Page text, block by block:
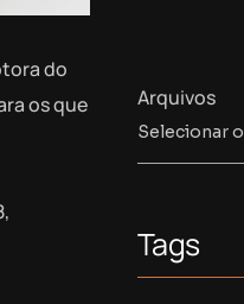
do
os que
Arquivos
Tags